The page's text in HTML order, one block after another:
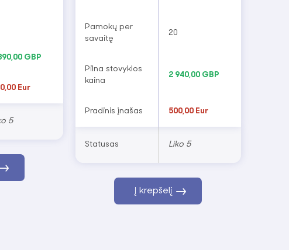
Pasitikėdami AMES, galite būti tikri, kad jūsų vaikas
kalbų įgūdžius ir grįš namo pilnas įspūdžių bei naujų
GBP
Eur
5
Pamokų per
savaitę
20
Pilna stovyklos
kaina
2 940,00 GBP
Pradinis įnašas 500,00 Eur
Statusas Liko 5
Į krepšelį